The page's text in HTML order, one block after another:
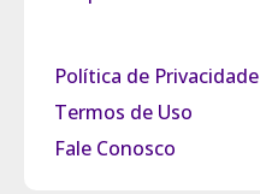
Política de Privacidade
Termos de Uso
Fale Conosco